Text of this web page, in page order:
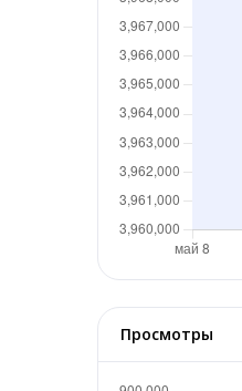
Просмотры